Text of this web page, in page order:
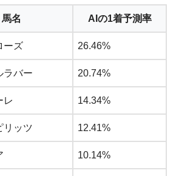
馬名 AIの1着予測率
ーズ 26.46%
ラバー 20.74%
レ 14.34%
リッツ 12.41%
10.14%